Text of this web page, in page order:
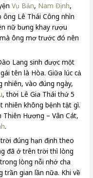
Vụ Bản, Nam Định,
ông Lê Thái Công nhìn
nữ bưng khay rượu
mà ông mơ trước đó nên
Lang sinh được một
tên là Hòa. Giữa lúc cả
nhiên, vào đúng ngày,
, thời Lê Gia Thái thứ 5
nhiên không bệnh tật gì.
Thiên Hương – Vân Cát,
.
đúng hạn định theo
đã ở trên trời thì lòng
lòng nỗi nhớ cha
trần gian lần nữa. Khi về